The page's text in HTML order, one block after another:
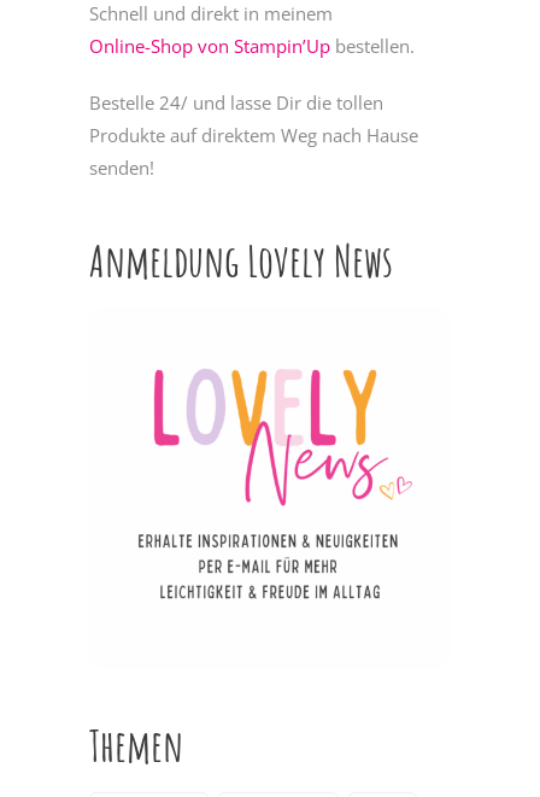
Schnell und direkt in meinem
Online-Shop von Stampin’Up bestellen.
Bestelle 24/ und lasse Dir die tollen
Produkte auf direktem Weg nach Hause
senden!
Anmeldung Lovely News
Themen